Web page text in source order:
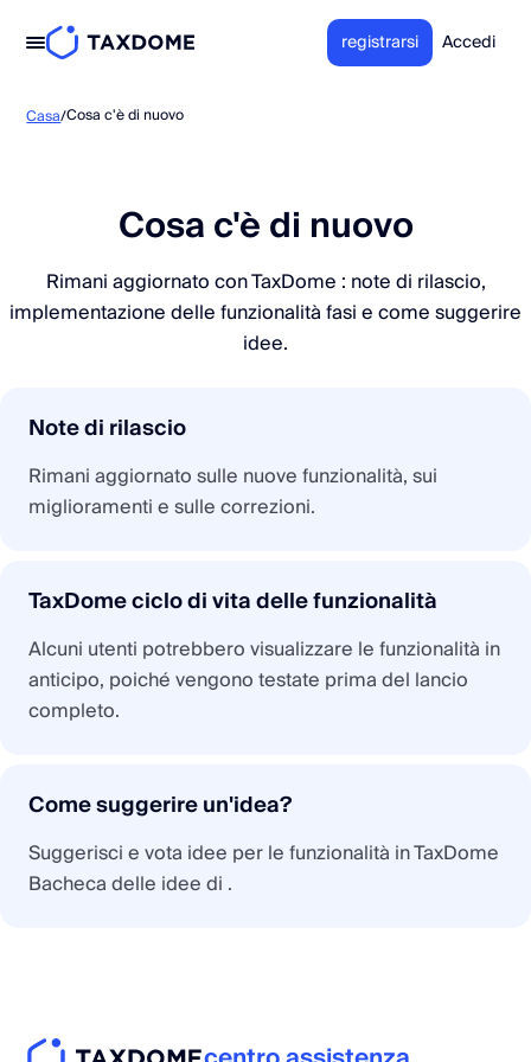
registrarsi Accedi
Casa/Cosa c'è di nuovo
Cosa c'è di nuovo
Rimani aggiornato con TaxDome : note di rilascio,
implementazione delle funzionalità fasi e come suggerire
idee.
Note di rilascio
Rimani aggiornato sulle nuove funzionalità, sui
miglioramenti e sulle correzioni.
TaxDome ciclo di vita delle funzionalità
Alcuni utenti potrebbero visualizzare le funzionalità in
anticipo, poiché vengono testate prima del lancio
completo.
Come suggerire un'idea?
Suggerisci e vota idee per le funzionalità in TaxDome
Bacheca delle idee di .